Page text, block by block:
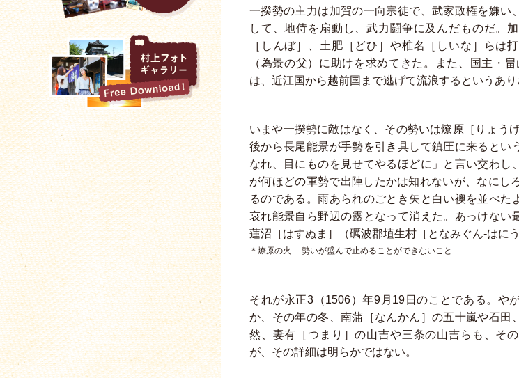
一揆勢の主力は加賀の一向宗徒で、武家政権を嫌い
して、地侍を扇動し、武力鬪争に及んだものだ。
［しんぼ］、土肥［どひ］や椎名［しいな］らは
（為景の父）に助けを求めてきた。また、国主・
は、近江国から越前国まで逃げて流浪するというあり
いまや一揆勢に敵はなく、その勢いは燎原［りょう
後から長尾能景が手勢を引き具して鎮圧に来るとい
なれ、目にものを見せてやるほどに」と言い交わし
が何ほどの軍勢で出陣したかは知れないが、なにし
るのである。雨あられのごとき矢と白い襖を並べた
哀れ能景自ら野辺の露となって消えた。あっけない
蓮沼［はすぬま］（礪波郡埴生村［となみぐん-はに
＊燎原の火 …勢いが盛んで止めることができないこと
それが永正3（1506）年9月19日のことである。や
か、その年の冬、南蒲［なんかん］の五十嵐や石田
然、妻有［つまり］の山吉や三条の山吉らも、そ
が、その詳細は明らかではない。